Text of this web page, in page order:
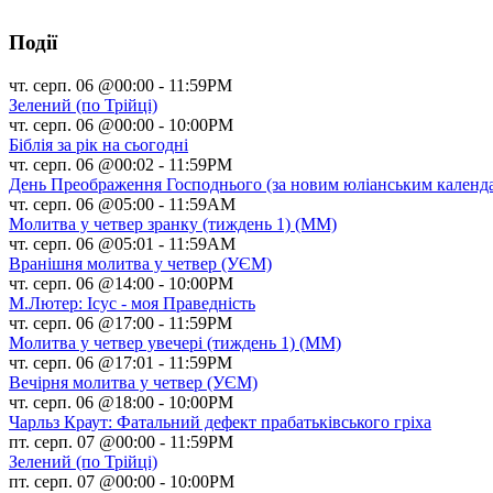
Події
чт. серп. 06 @00:00 - 11:59PM
Зелений (по Трійці)
чт. серп. 06 @00:00 - 10:00PM
Біблія за рік на сьогодні
чт. серп. 06 @00:02 - 11:59PM
День Преображення Господнього (за новим юліанським
чт. серп. 06 @05:00 - 11:59AM
Молитва у четвер зранку (тиждень 1) (ММ)
чт. серп. 06 @05:01 - 11:59AM
Вранішня молитва у четвер (УЄМ)
чт. серп. 06 @14:00 - 10:00PM
М.Лютер: Ісус - моя Праведність
чт. серп. 06 @17:00 - 11:59PM
Молитва у четвер увечері (тиждень 1) (ММ)
чт. серп. 06 @17:01 - 11:59PM
Вечірня молитва у четвер (УЄМ)
чт. серп. 06 @18:00 - 10:00PM
Чарльз Краут: Фатальний дефект прабатьківського гріха
пт. серп. 07 @00:00 - 11:59PM
Зелений (по Трійці)
пт. серп. 07 @00:00 - 10:00PM